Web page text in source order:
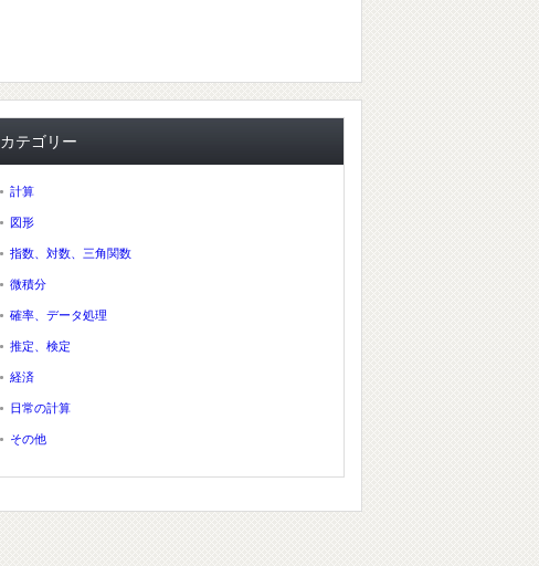
カテゴリー
計算
図形
指数、対数、三角関数
微積分
確率、データ処理
推定、検定
経済
日常の計算
その他